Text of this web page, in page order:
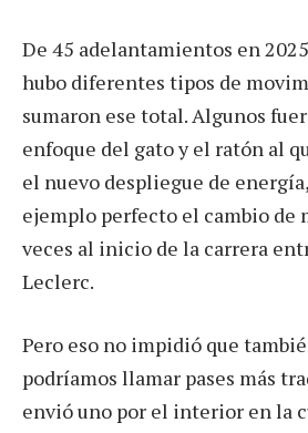
De 45 adelantamientos en
hubo diferentes tipos de
sumaron ese total. Algunos
enfoque del gato y el ratón al
el nuevo despliegue de
ejemplo perfecto el cambio de
veces al inicio de la carrera
Leclerc.
Pero eso no impidió que
podríamos llamar pases más
envió uno por el interior en la